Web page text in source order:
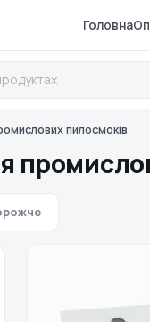
Головна
пилосмоків